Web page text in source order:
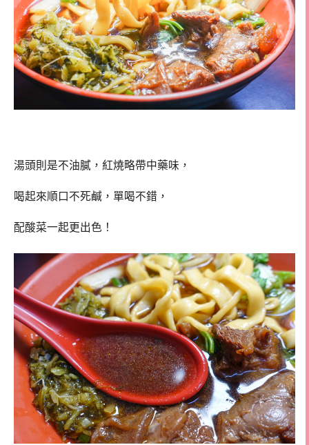
湯頭則是不油膩，紅燒略帶中藥味，
喝起來順口不死鹹，單喝不錯，
配酸菜一起更出色！